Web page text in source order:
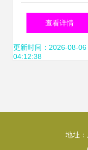
网站建设的全方
指南
查看详情
更新时间：2026-08-06
04:12:38
地址